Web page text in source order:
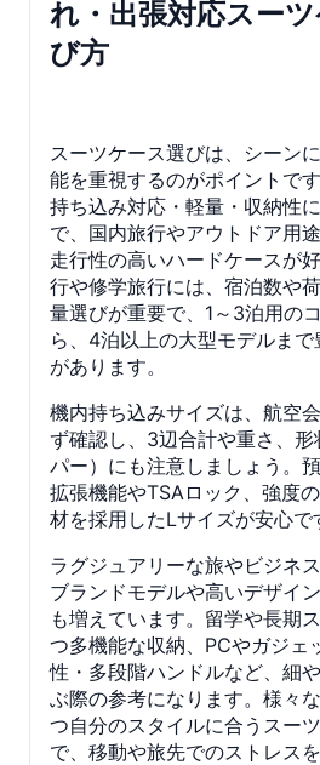
れ・出張対応スー
び方
スーツケース選びは、シーン
能を重視するのがポイントで
持ち込み対応・軽量・収納性
で、国内旅行やアウトドア用
走行性の高いハードケースが
行や修学旅行には、宿泊数や
量選びが重要で、1～3泊用の
ら、4泊以上の大型モデルま
があります。
機内持ち込みサイズは、航空
ず確認し、3辺合計や重さ、形
パー）にも注意しましょう。
拡張機能やTSAロック、強度
材を採用したLサイズが安心で
ラグジュアリーな旅やビジネ
ブランドモデルや高いデザイ
も増えています。留学や長期
つ多機能な収納、PCやガジェ
性・多段階ハンドルなど、細
ぶ際の参考になります。様々
つ自分のスタイルに合うスー
で、移動や旅先でのストレスを